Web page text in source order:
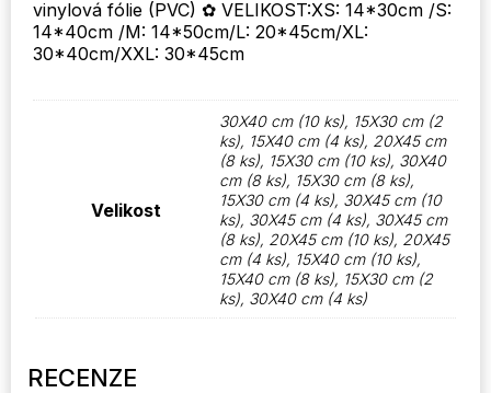
vinylová fólie (PVC) ✿ VELIKOST:XS: 14*30cm /S:
14*40cm /M: 14*50cm/L: 20*45cm/XL:
30*40cm/XXL: 30*45cm
Velikost
30X40 cm (10 ks), 15X30 cm (2
ks), 15X40 cm (4 ks), 20X45 cm
(8 ks), 15X30 cm (10 ks), 30X40
cm (8 ks), 15X30 cm (8 ks),
15X30 cm (4 ks), 30X45 cm (10
ks), 30X45 cm (4 ks), 30X45 cm
(8 ks), 20X45 cm (10 ks), 20X45
cm (4 ks), 15X40 cm (10 ks),
15X40 cm (8 ks), 15X30 cm (2
ks), 30X40 cm (4 ks)
RECENZE